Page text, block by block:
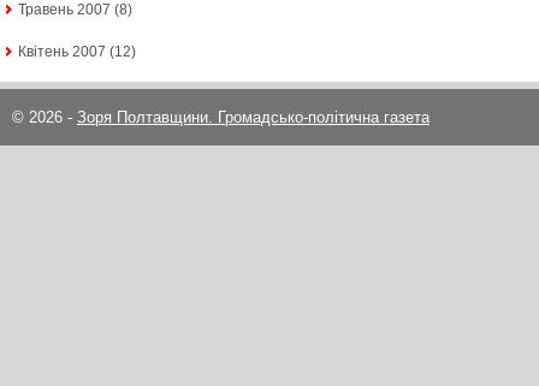
Травень 2007 (8)
Квітень 2007 (12)
© 2026 - Зоря Полтавщини. Громадсько-політична газета